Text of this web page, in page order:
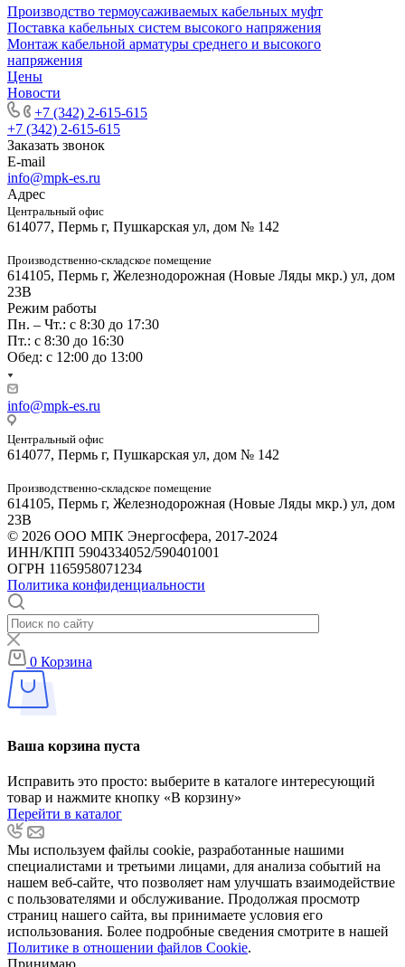
Производство термоусаживаемых кабельных муфт
Поставка кабельных систем высокого напряжения
Монтаж кабельной арматуры среднего и высокого
напряжения
Цены
Новости
+7 (342) 2-615-615
+7 (342) 2-615-615
Заказать звонок
E-mail
info@mpk-es.ru
Адрес
Центральный офис
614077, Пермь г, Пушкарская ул, дом № 142
Производственно-складское помещение
614105, Пермь г, Железнодорожная (Новые Ляды мкр.) ул, дом
23В
Режим работы
Пн. – Чт.: с 8:30 до 17:30
Пт.: с 8:30 до 16:30
Обед: с 12:00 до 13:00
info@mpk-es.ru
Центральный офис
614077, Пермь г, Пушкарская ул, дом № 142
Производственно-складское помещение
614105, Пермь г, Железнодорожная (Новые Ляды мкр.) ул, дом
23В
© 2026 ООО МПК Энергосфера, 2017-2024
ИНН/КПП 5904334052/590401001
ОГРН 1165958071234
Политика конфиденциальности
0 Корзина
Ваша корзина пуста
Исправить это просто: выберите в каталоге интересующий
товар и нажмите кнопку «В корзину»
Перейти в каталог
Мы используем файлы cookie, разработанные нашими
специалистами и третьими лицами, для анализа событий на
нашем веб-сайте, что позволяет нам улучшать взаимодействие
с пользователями и обслуживание. Продолжая просмотр
страниц нашего сайта, вы принимаете условия его
использования. Более подробные сведения смотрите в нашей
Политике в отношении файлов Cookie.